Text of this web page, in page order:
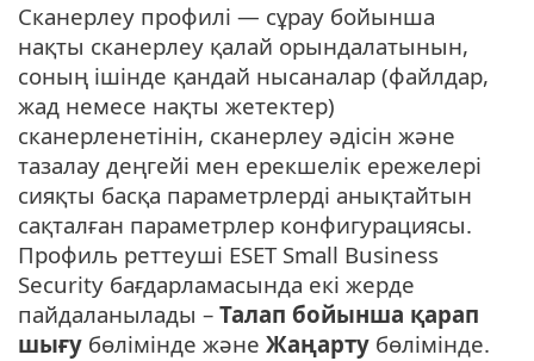
Сканерлеу профилі — сұрау бойынша
нақты сканерлеу қалай орындалатынын,
соның ішінде қандай нысаналар (файлдар,
жад немесе нақты жетектер)
сканерленетінін, сканерлеу әдісін және
тазалау деңгейі мен ерекшелік ережелері
сияқты басқа параметрлерді анықтайтын
сақталған параметрлер конфигурациясы.
Профиль реттеуші ESET Small Business
Security бағдарламасында екі жерде
пайдаланылады – Талап бойынша қарап
шығу бөлімінде және Жаңарту бөлімінде.